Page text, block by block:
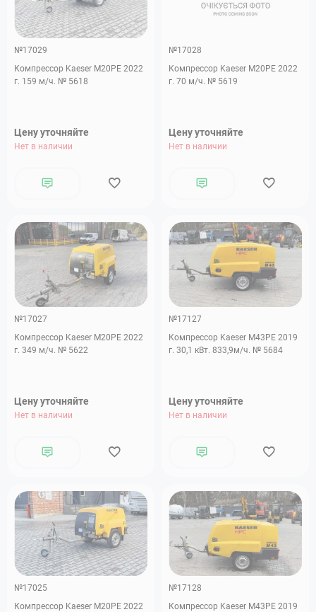
№17029
Компрессор Kaeser M20PE 2022
г. 159 м/ч. № 5618
Цену уточняйте
Нет в наличии
№17028
Компрессор Kaeser M20PE 2022
г. 70 м/ч. № 5619
Цену уточняйте
Нет в наличии
№17027
Компрессор Kaeser M20PE 2022
г. 349 м/ч. № 5622
Цену уточняйте
Нет в наличии
№17127
Компрессор Kaeser M43PE 2019
г. 30,1 кВт. 833,9м/ч. № 5684
Цену уточняйте
Нет в наличии
№17025
Компрессор Kaeser M20PE 2022
№17128
Компрессор Kaeser M43PE 2019